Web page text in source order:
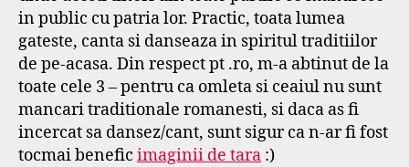
in public cu patria lor. Practic, toata lumea
gateste, canta si danseaza in spiritul traditiilor
de pe-acasa. Din respect pt .ro, m-a abtinut de la
toate cele 3 – pentru ca omleta si ceaiul nu sunt
mancari traditionale romanesti, si daca as fi
incercat sa dansez/cant, sunt sigur ca n-ar fi fost
tocmai benefic imaginii de tara :)